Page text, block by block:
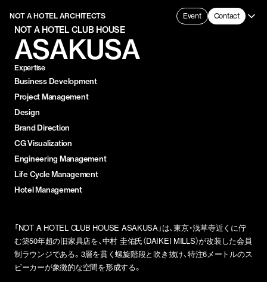
NOT A HOTEL ARCHITECTS Event Contact
NOT A HOTEL CLUB HOUSE
ASAKUSA
Expertise
Business Development
Project Management
Design
Brand Direction
CG Visualization
Engineering Management
Life Cycle Management
Hotel Management
「NOT A HOTEL CLUB HOUSE ASAKUSA」は、東京・浅草寺近くに佇
む築50年超の旧家具店を、中村 圭佑氏（DAIKEI MILLS）が改装した会員
制ラウンジである。3層を貫く螺旋階段と吹き抜け、特注6メートルのス
ピーカーが象徴的な空間を形成する。